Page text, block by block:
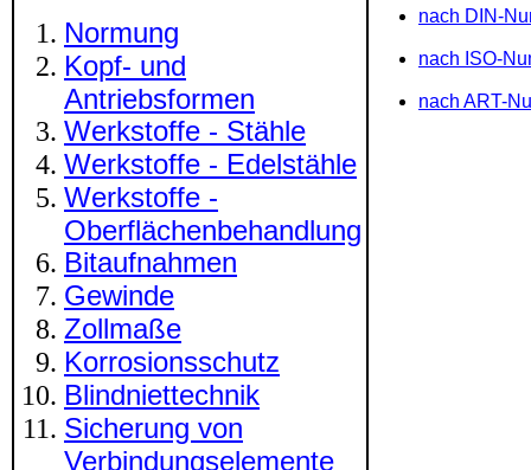
Normung
Kopf- und
Antriebsformen
Werkstoffe - Stähle
Werkstoffe - Edelstähle
Werkstoffe -
Oberflächenbehandlung
Bitaufnahmen
Gewinde
Zollmaße
Korrosionsschutz
Blindniettechnik
Sicherung von
Verbindungselemente
nach DIN-
nach ISO-
nach ART-